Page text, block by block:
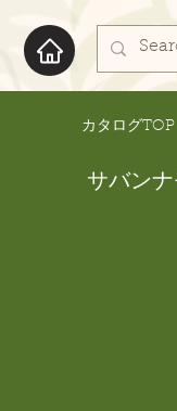
​カタログTOP
サバン